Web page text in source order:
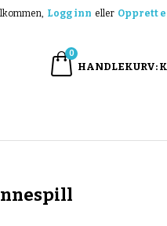
Logg inn eller Opprett
HANDLEKURV
0